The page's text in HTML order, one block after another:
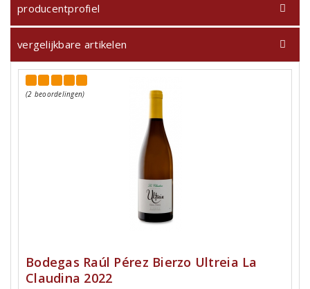
producentprofiel
vergelijkbare artikelen
(2 beoordelingen)
Bodegas Raúl Pérez Bierzo Ultreia La
Claudina 2022